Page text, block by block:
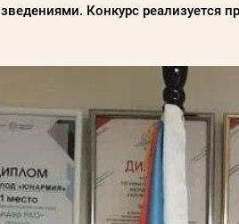
Конкурс реализуется